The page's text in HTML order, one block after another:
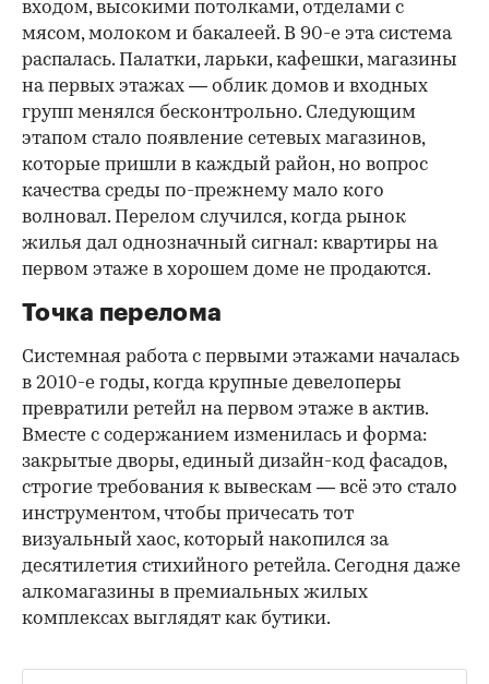
входом, высокими потолками, отделами с
мясом, молоком и бакалеей. В 90-е эта система
распалась. Палатки, ларьки, кафешки, магазины
на первых этажах — облик домов и входных
групп менялся бесконтрольно. Следующим
этапом стало появление сетевых магазинов,
которые пришли в каждый район, но вопрос
качества среды по-прежнему мало кого
волновал. Перелом случился, когда рынок
жилья дал однозначный сигнал: квартиры на
первом этаже в хорошем доме не продаются.
Точка перелома
Системная работа с первыми этажами началась
в 2010-е годы, когда крупные девелоперы
превратили ретейл на первом этаже в актив.
Вместе с содержанием изменилась и форма:
закрытые дворы, единый дизайн-код фасадов,
строгие требования к вывескам — всё это стало
инструментом, чтобы причесать тот
визуальный хаос, который накопился за
десятилетия стихийного ретейла. Сегодня даже
алкомагазины в премиальных жилых
комплексах выглядят как бутики.